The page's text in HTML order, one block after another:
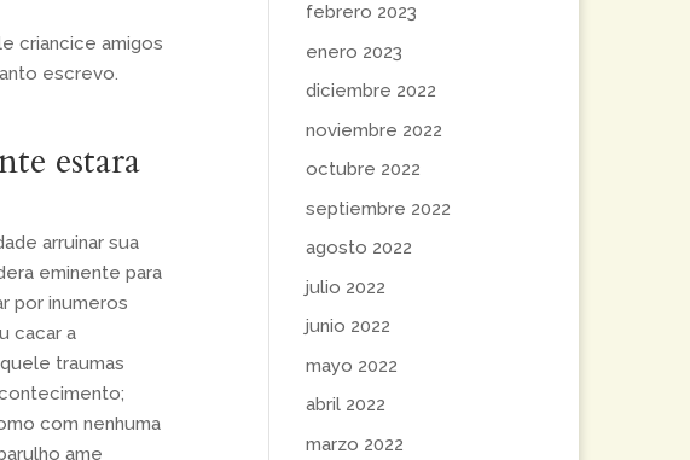
criancice amigos
escrevo.
estara
arruinar sua
eminente para
por inumeros
cacar a
traumas
com nenhuma
ame
febrero 2023
enero 2023
diciembre 2022
noviembre 2022
octubre 2022
septiembre 2022
agosto 2022
julio 2022
junio 2022
mayo 2022
abril 2022
marzo 2022